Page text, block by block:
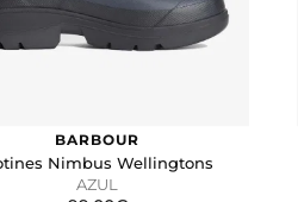
BARBOUR
Nimbus Wellingtons
AZUL